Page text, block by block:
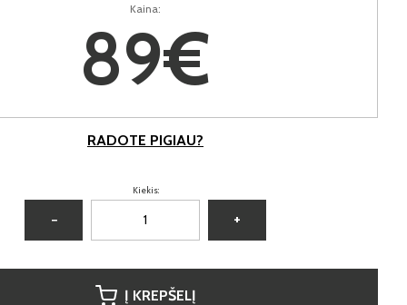
Kaina:
89€
RADOTE PIGIAU?
Kiekis:
− +
Į KREPŠELĮ